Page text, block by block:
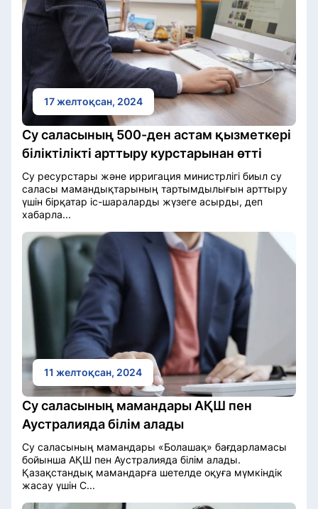
17 желтоқсан, 2024
Су саласының 500-ден астам қызметкері
біліктілікті арттыру курстарынан өтті
Су ресурстары және ирригация министрлігі биыл су
саласы мамандықтарының тартымдылығын арттыру
үшін бірқатар іс-шараларды жүзеге асырды, деп
хабарла...
11 желтоқсан, 2024
Су саласының мамандары АҚШ пен
Аустралияда білім алады
Су саласының мамандары «Болашақ» бағдарламасы
бойынша АҚШ пен Аустралияда білім алады.
Қазақстандық мамандарға шетелде оқуға мүмкіндік
жасау үшін С...